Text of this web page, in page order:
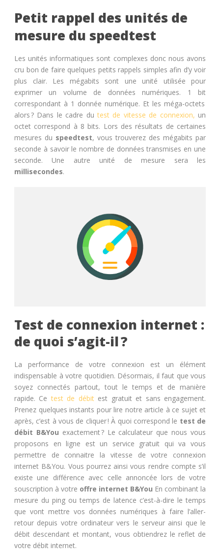
Petit rappel des unités de
mesure du speedtest
Les unités informatiques sont complexes donc nous avons
cru bon de faire quelques petits rappels simples afin d’y voir
plus clair. Les mégabits sont une unité utilisée pour
exprimer un volume de données numériques. 1 bit
correspondant à 1 donnée numérique. Et les méga-octets
alors ? Dans le cadre du test de vitesse de connexion, un
octet correspond à 8 bits. Lors des résultats de certaines
mesures du speedtest, vous trouverez des mégabits par
seconde à savoir le nombre de données transmises en une
seconde. Une autre unité de mesure sera les
millisecondes.
Test de connexion internet :
de quoi s’agit-il ?
La performance de votre connexion est un élément
indispensable à votre quotidien. Désormais, il faut que vous
soyez connectés partout, tout le temps et de manière
rapide. Cetest de débitest gratuit et sans engagement.
Prenez quelques instants pour lire notre article à ce sujet et
après, c’est à vous de cliquer ! À quoi correspond le test de
débit B&You exactement ? Le calculateur que nous vous
proposons en ligne est un service gratuit qui va vous
permettre de connaitre la vitesse de votre connexion
internet B&You. Vous pourrez ainsi vous rendre compte s’il
existe une différence avec celle annoncée lors de votre
souscription à votre offre internet B&You En combinant la
mesure du ping ou temps de latence c’est-à-dire le temps
que vont mettre vos données numériques à faire l’aller-
retour depuis votre ordinateur vers le serveur ainsi que le
débit descendant et montant, vous obtiendrez le reflet de
votre débit internet.